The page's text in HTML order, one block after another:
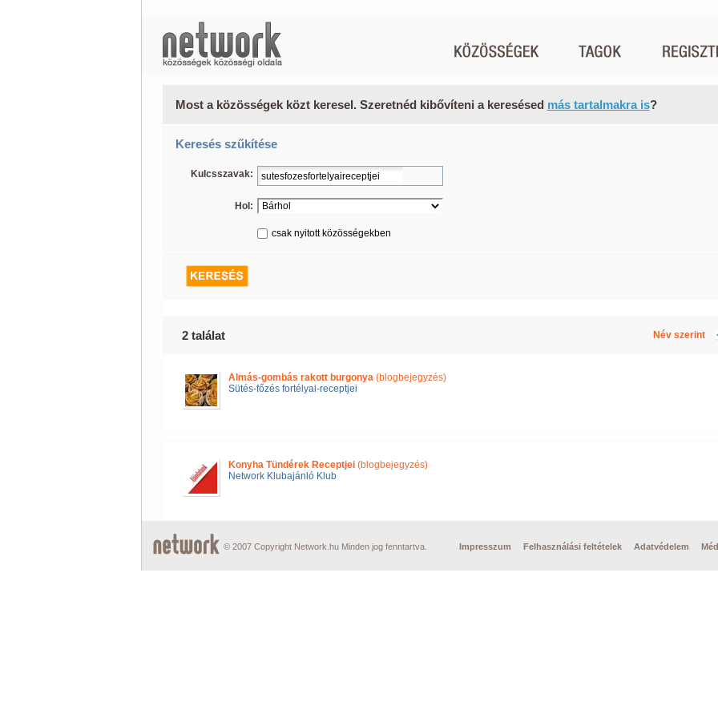
Most a közösségek közt keresel. Szeretnéd kibővíteni a keresésed más tartalmakra is?
Keresés szűkítése
Kulcsszavak:
Hol:
csak nyitott közösségekben
2 találat Név szerint
Almás-gombás rakott burgonya(blogbejegyzés)
Sütés-főzés fortélyai-receptjei
Konyha Tündérek Receptjei(blogbejegyzés)
Network Klubajánló Klub
© 2007 Copyright Network.hu Minden jog fenntartva. Impresszum Felhasználási feltételek Adatvédelem